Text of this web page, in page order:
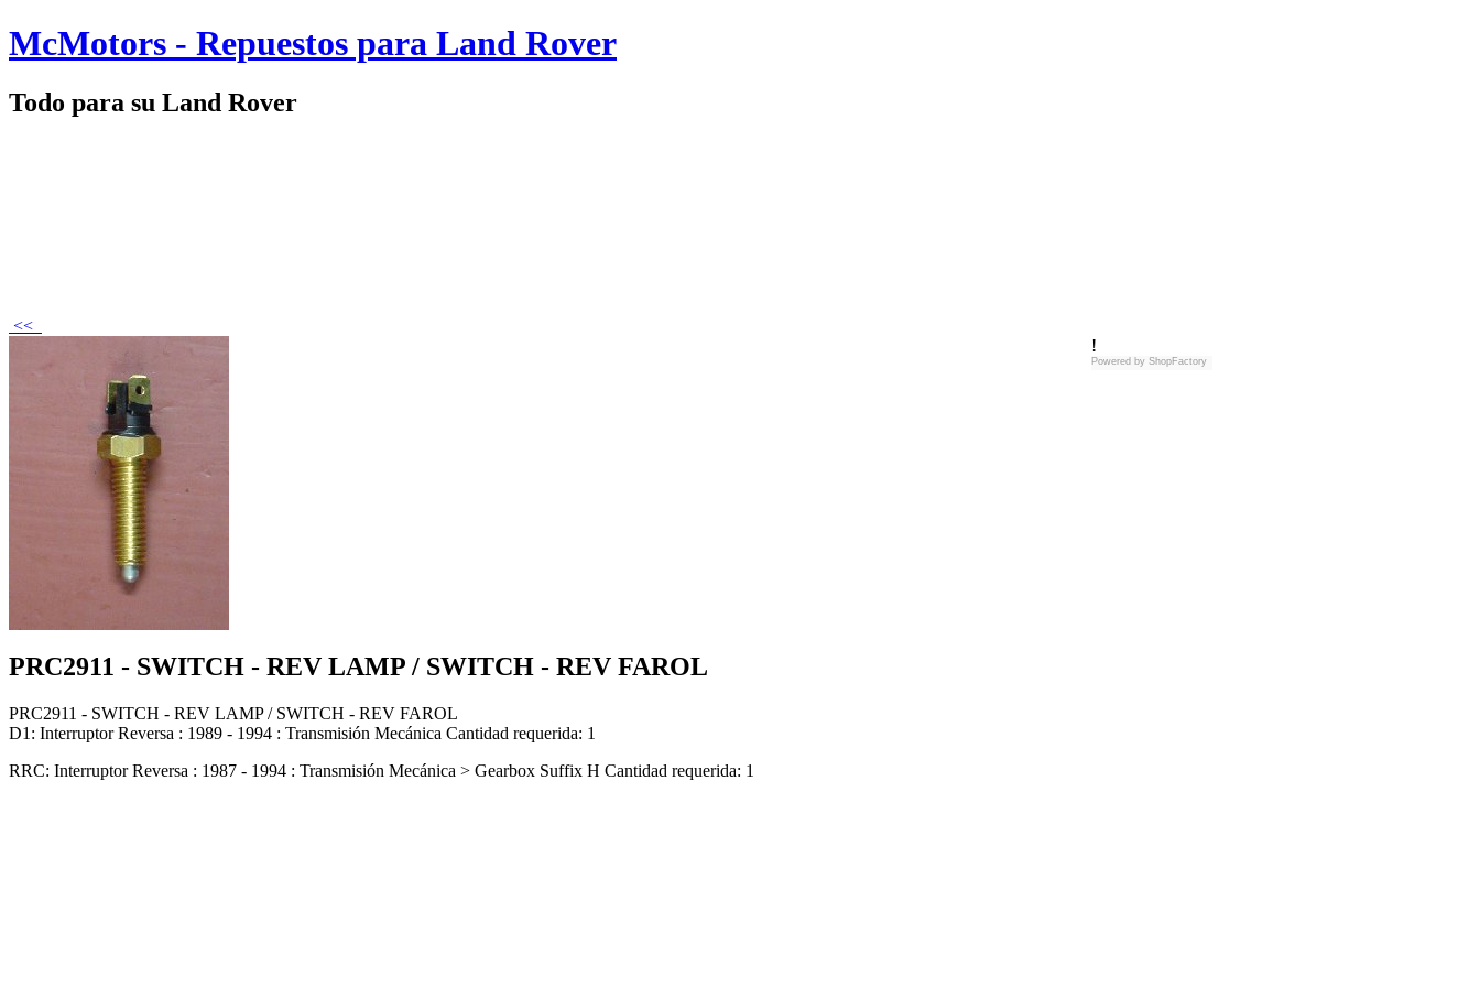
McMotors - Repuestos para Land Rover
Todo para su Land Rover
<<
PRC2911 - SWITCH - REV LAMP / SWITCH - REV FAROL
PRC2911 - SWITCH - REV LAMP / SWITCH - REV FAROL
D1: Interruptor Reversa : 1989 - 1994 : Transmisión Mecánica Cantidad requerida: 1
RRC: Interruptor Reversa : 1987 - 1994 : Transmisión Mecánica > Gearbox Suffix H Cantidad requerida: 1
!
Powered byShopFactory